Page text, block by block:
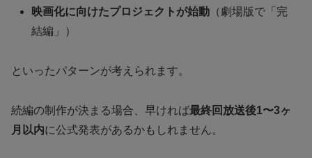
映画化に向けたプロジェクトが始動 （劇場版で「完
結編」）
といったパターンが考えられます。
続編の制作が決まる場合、早ければ最終回放送後1〜3ヶ
月以内に公式発表があるかもしれません。